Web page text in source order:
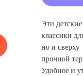
Эти
классики
но и
прочной
Удобное и